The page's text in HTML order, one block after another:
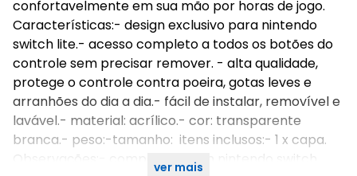
confortavelmente em sua mão por horas de jogo.
Características:- design exclusivo para nintendo
switch lite.- acesso completo a todos os botões do
controle sem precisar remover. - alta qualidade,
protege o controle contra poeira, gotas leves e
arranhões do dia a dia.- fácil de instalar, removível e
lavável.- material: acrílico.- cor: transparente
branca.- peso:-tamanho: itens inclusos:- 1 x capa.
Observações:- compatível com nintendo switch
ver mais